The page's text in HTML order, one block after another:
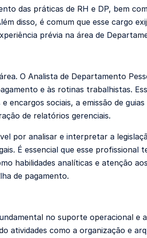
das práticas de RH e DP, bem
disso, é comum que esse cargo
prévia na área de
O Analista de Departamento
e às rotinas trabalhistas.
sociais, a emissão de
de relatórios gerenciais.
por analisar e interpretar a
É essencial que esse profissional
habilidades analíticas e atenção
de pagamento.
no suporte operacional e
atividades como a organização e